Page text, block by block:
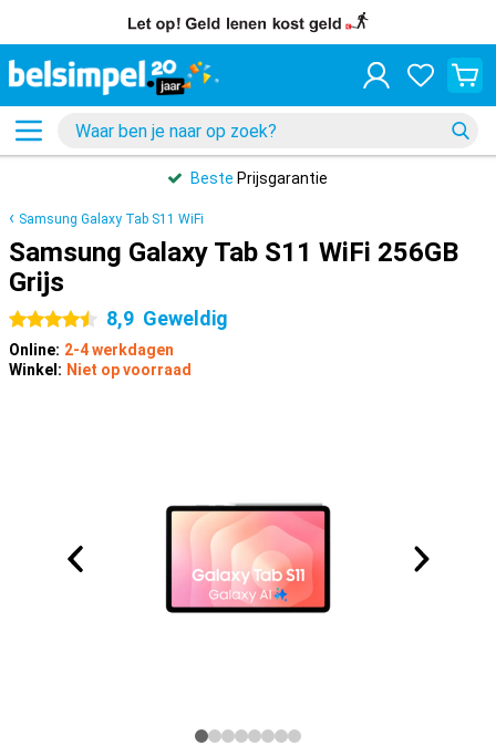
Beste Prijsgarantie
Samsung Galaxy Tab S11 WiFi
Samsung Galaxy Tab S11 WiFi 256GB
Grijs
4.5 sterren 8,9 Geweldig
Online: 2-4 werkdagen
Winkel: Niet op voorraad